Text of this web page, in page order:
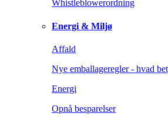
Whistleblowerordning
Energi & Miljø
Affald
Nye emballageregler - hvad
Energi
Opnå besparelser